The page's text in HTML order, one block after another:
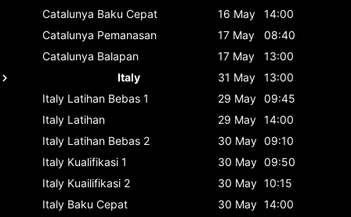
Catalunya Baku Cepat 16 May
14:00
Catalunya Pemanasan 17 May
08:40
Catalunya Balapan 17 May
13:00
Italy
31 May
13:00
Italy Latihan Bebas 1 29 May 09:45
Italy Latihan 29 May 14:00
Italy Latihan Bebas 2 30 May 09:10
Italy Kualifikasi 1 30 May 09:50
Italy Kuailifikasi 2 30 May 10:15
Italy Baku Cepat 30 May 14:00